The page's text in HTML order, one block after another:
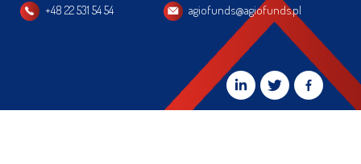
+48 22 531 54 54 agiofunds@agiofunds.pl